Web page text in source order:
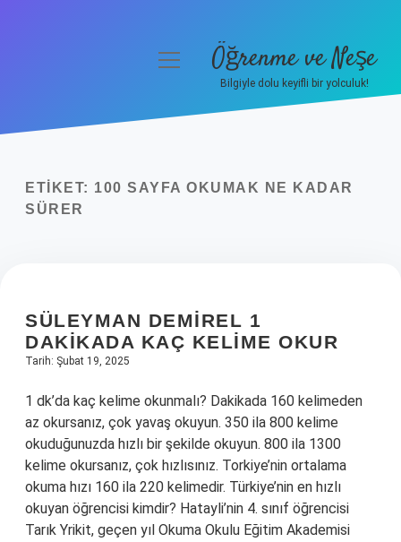
Yasal Uyarı
menüyüÖğrenme ve Neşe
Bilgiyle dolu keyifli bir yolculuk!
ETIKET: 100 SAYFA OKUMAK NE KADAR
SÜRER
SÜLEYMAN DEMIREL 1
DAKIKADA KAÇ KELIME OKUR
Tarih: Şubat 19, 2025
1 dk’da kaç kelime okunmalı? Dakikada 160 kelimeden
az okursanız, çok yavaş okuyun. 350 ila 800 kelime
okuduğunuzda hızlı bir şekilde okuyun. 800 ila 1300
kelime okursanız, çok hızlısınız. Torkiye’nin ortalama
okuma hızı 160 ila 220 kelimedir. Türkiye’nin en hızlı
okuyan öğrencisi kimdir? Hatayli’nin 4. sınıf öğrencisi
Tarık Yrikit, geçen yıl Okuma Okulu Eğitim Akademisi